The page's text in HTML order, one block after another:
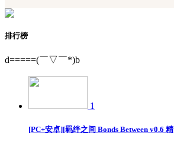
排行榜
d=====(￣▽￣*)b
1
[PC+安卓][羁绊之间 Bonds Between v0.6 精